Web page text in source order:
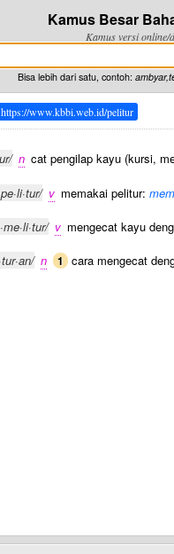
Kamus Besar
Kamus versi
Bisa lebih dari satu, contoh:
https://www.kbbi.web.id/pelitur
n cat pengilap kayu (kursi,
v memakai pelitur:
v mengecat kayu
n 1 cara mengecat